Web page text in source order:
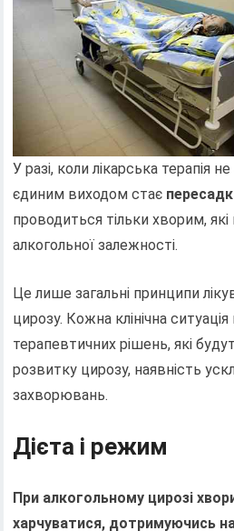
У разі, коли лікарська терапія
єдиним виходом стає
проводиться тільки хворим, які
алкогольної залежності.
Це лише загальні принципи
цирозу. Кожна клінічна
терапевтичних рішень, які
розвитку цирозу, наявність
захворювань.
Дієта і режим
При алкогольному цирозі
харчуватися, дотримуючись